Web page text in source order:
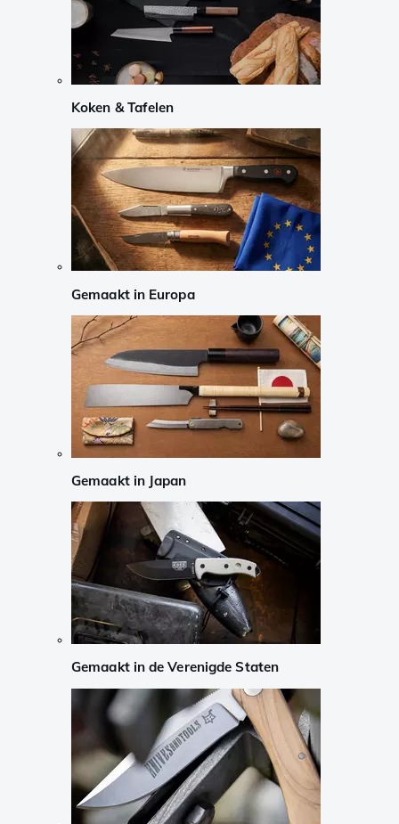
Koken & Tafelen
Gemaakt in Europa
Gemaakt in Japan
Gemaakt in de Verenigde Staten